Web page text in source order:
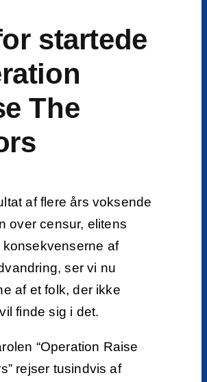
startede
The
af flere års voksende
over censur, elitens
konsekvenserne af
ser vi nu
af et folk, der ikke
finde sig i det.
“Operation Raise
rejser tusindvis af